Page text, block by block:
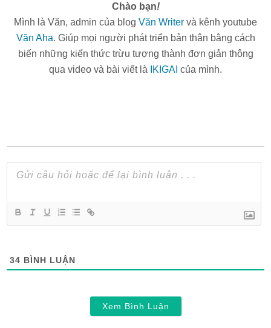
Chào bạn!
Mình là Văn, admin của blog Văn Writer và kênh youtube
Văn Aha. Giúp mọi người phát triển bản thân bằng cách
biến những kiến thức trừu tượng thành đơn giản thông
qua video và bài viết là
IKIGAI của mình.
34 BÌNH LUẬN
Xem Bình Luận